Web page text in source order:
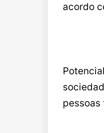
acordo
pessoas